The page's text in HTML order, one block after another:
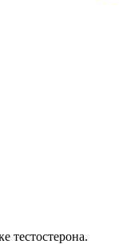
тестостерона.